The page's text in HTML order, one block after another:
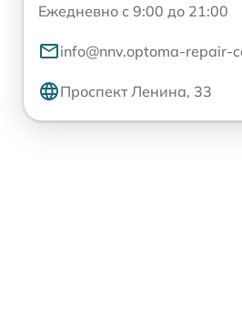
Ежедневно с 9:00 до 21:00
info@nnv.optoma-repair-
Проспект Ленина, 33